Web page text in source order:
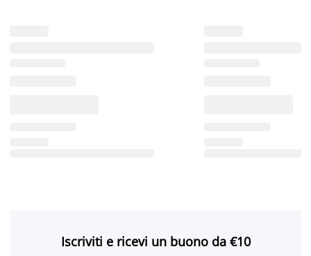
Iscriviti e ricevi un buono da €10